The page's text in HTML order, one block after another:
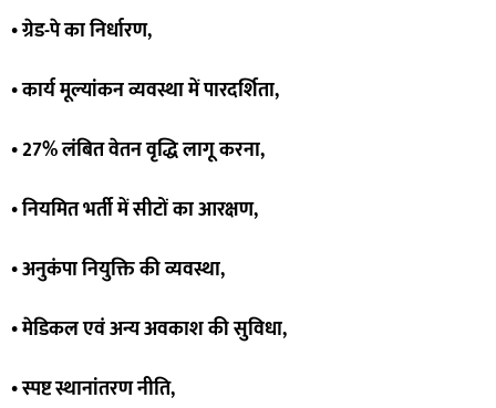
• ग्रेड-पे का निर्धारण,
• कार्य मूल्यांकन व्यवस्था में पारदर्शिता,
• 27% लंबित वेतन वृद्धि लागू करना,
• नियमित भर्ती में सीटों का आरक्षण,
• अनुकंपा नियुक्ति की व्यवस्था,
• मेडिकल एवं अन्य अवकाश की सुविधा,
• स्पष्ट स्थानांतरण नीति,